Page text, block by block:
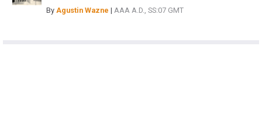
By Agustin Wazne | AAA A.D., SS:07 GMT